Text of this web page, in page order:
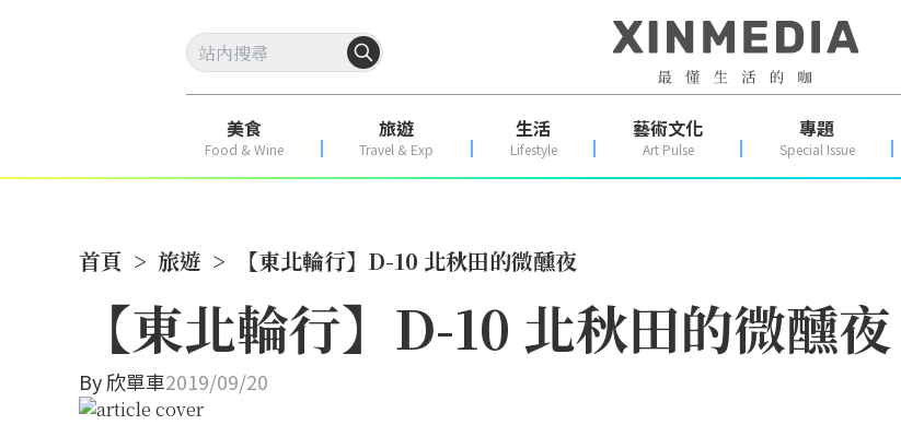
美食
Food & Wine
旅遊
Travel & Exp
生活
Lifestyle
藝術文化
Art Pulse
專題
Special Issue
首頁 > 旅遊 > 【東北輪行】D-10 北秋田的微醺夜
【東北輪行】D-10 北秋田的微醺夜
By欣單車2019/09/20